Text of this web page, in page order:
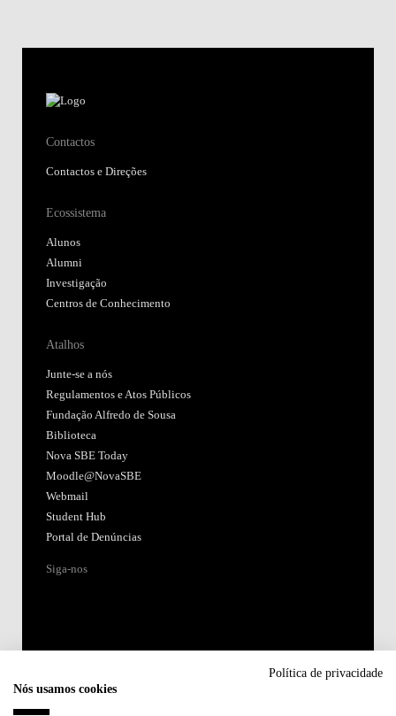
Contactos
Contactos e Direções
Ecossistema
Alunos
Alumni
Investigação
Centros de Conhecimento
Atalhos
Junte-se a nós
Regulamentos e Atos Públicos
Fundação Alfredo de Sousa
Biblioteca
Nova SBE Today
Moodle@NovaSBE
Webmail
Student Hub
Portal de Denúncias
Siga-nos
Política de privacidade
Nós usamos cookies